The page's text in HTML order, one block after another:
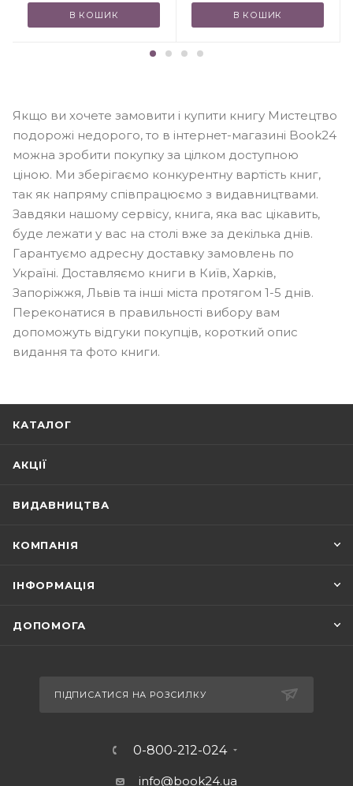
В КОШИК В КОШИК
Якщо ви хочете замовити і купити книгу Мистецтво
подорожі недорого, то в інтернет-магазині Book24
можна зробити покупку за цілком доступною
ціною. Ми зберігаємо конкурентну вартість книг,
так як напряму співпрацюємо з видавництвами.
Завдяки нашому сервісу, книга, яка вас цікавить,
буде лежати у вас на столі вже за декілька днів.
Гарантуємо адресну доставку замовлень по
Україні. Доставляємо книги в Київ, Харків,
Запоріжжя, Львів та інші міста протягом 1-5 днів.
Переконатися в правильності вибору вам
допоможуть відгуки покупців, короткий опис
видання та фото книги.
КАТАЛОГ
АКЦІЇ
ВИДАВНИЦТВА
КОМПАНІЯ
ІНФОРМАЦІЯ
ДОПОМОГА
ПІДПИСАТИСЯ НА РОЗСИЛКУ
0-800-212-024
info@book24.ua